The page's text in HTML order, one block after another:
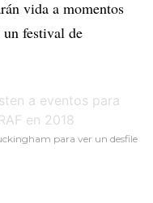
vida a momentos
festival de
para ver un desfile